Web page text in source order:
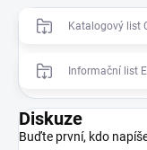
Katalogový list
Informační list
Diskuze
Buďte první, kdo